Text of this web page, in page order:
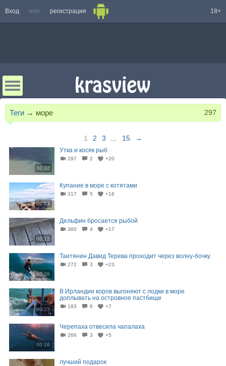
Вход или регистрация 18+
Теги → море 297
1 2 3 15 →
00:32
Утка и косяк рыб
297 2 +20
00:13
Купание в море с котятами
317 5 +16
00:15
Дельфин бросается рыбой
360 4 +17
00:38
Таитянин Давид Терева проходит через волну-бочку
272 3 +23
00:23
В Ирландии коров выгоняют с лодки в море
доплывать на островное пастбище
183 6 +7
00:16
Черепаха отвесила чапалаха
266 3 +5
лучший подарок